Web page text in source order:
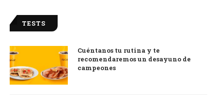
TESTS
Cuéntanos tu rutina y te
recomendaremos un desayuno de
campeones